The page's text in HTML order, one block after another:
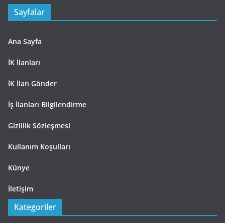
Sayfalar
Ana Sayfa
İK İlanları
İK İlan Gönder
İş İlanları Bilgilendirme
Gizlilik Sözleşmesi
Kullanım Koşulları
Künye
İletişim
Kategoriler